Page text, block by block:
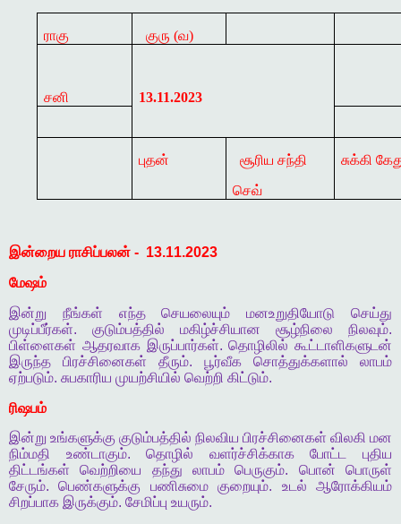
ராகு குரு (வ)
சனி 13.11.2023
புதன்
சூரிய சந்தி
செவ்
சுக்கி
இன்றைய ராசிப்பலன் - 13.11.2023
மேஷம்
இன்று
நீங்கள் எந்த செயலையும் மனஉறுதியோடு
செய்து
முடிப்பீர்கள். குடும்பத்தில் மகிழ்ச்சியான சூழ்நிலை நிலவும்.
பிள்ளைகள் ஆதரவாக இருப்பார்கள்.தொழிலில் கூட்டாளிகளுடன்
இருந்த
பிரச்சினைகள் தீரும். பூர்வீக சொத்துக்களால்
லாபம்
ஏற்படும். சுபகாரிய முயற்சியில் வெற்றி கிட்டும்.
ரிஷபம்
இன்று உங்களுக்கு குடும்பத்தில் நிலவிய பிரச்சினைகள் விலகி மன
நிம்மதி
உண்டாகும்.தொழில் வளர்ச்சிக்காக போட்ட
புதிய
திட்டங்கள்
வெற்றியை தந்து லாபம் பெருகும். பொன்
பொருள்
சேரும்.பெண்களுக்கு பணிசுமை குறையும். உடல்
ஆரோக்கியம்
சிறப்பாக இருக்கும். சேமிப்பு உயரும்.